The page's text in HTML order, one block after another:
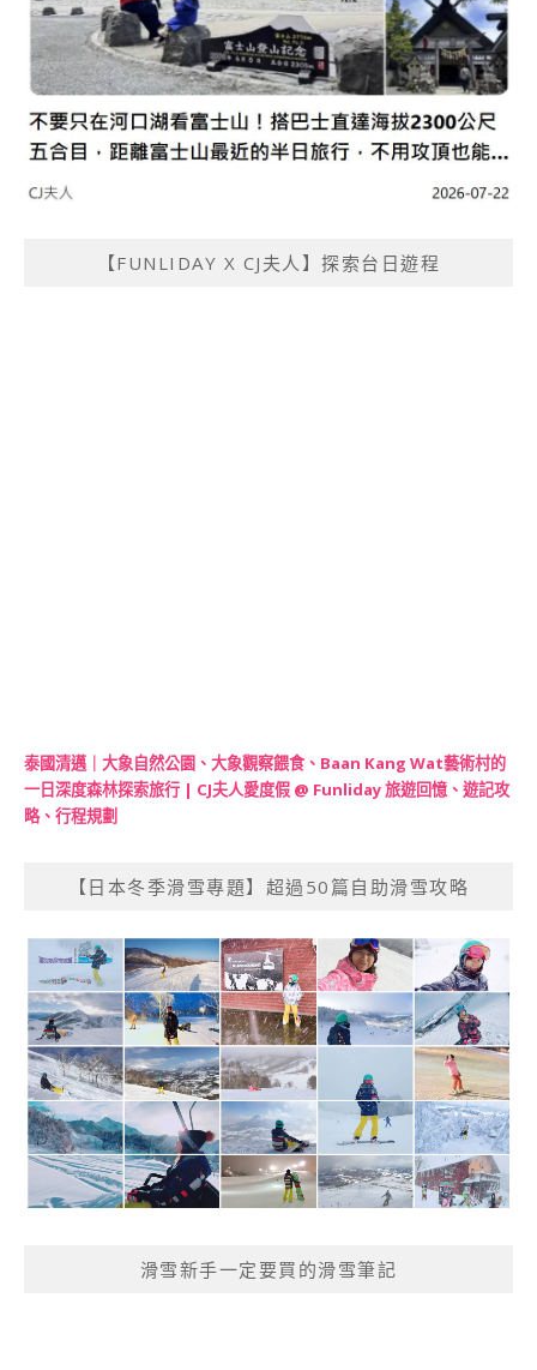
【FUNLIDAY X CJ夫人】探索台日遊程
泰國清邁｜大象自然公園、大象觀察餵食、Baan Kang Wat藝術村的
一日深度森林探索旅行 | CJ夫人愛度假 @ Funliday 旅遊回憶、遊記攻
略、行程規劃
【日本冬季滑雪專題】超過50篇自助滑雪攻略
滑雪新手一定要買的滑雪筆記